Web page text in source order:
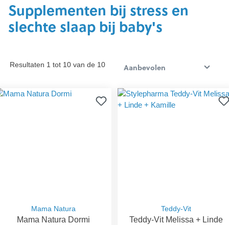
Supplementen bij stress en
slechte slaap bij baby's
Resultaten 1 tot 10 van de 10
Mama Natura
Mama Natura Dormi
Teddy-Vit
Teddy-Vit Melissa + Linde